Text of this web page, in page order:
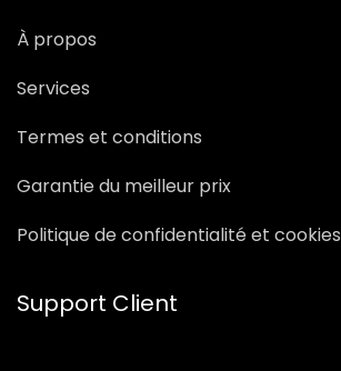
À propos
Services
Termes et conditions
Garantie du meilleur prix
Politique de confidentialité et cookies
Support Client